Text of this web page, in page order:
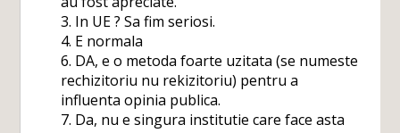
3. In UE ? Sa fim seriosi.
4. E normala
6. DA, e o metoda foarte uzitata (se numeste
rechizitoriu nu rekizitoriu) pentru a
influenta opinia publica.
7. Da, nu e singura institutie care face asta